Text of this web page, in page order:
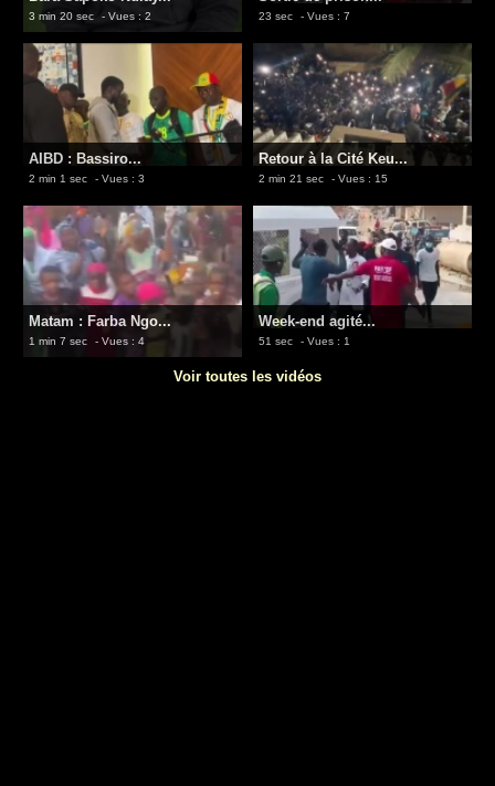
3 min 20 sec - Vues : 2 23 sec - Vues : 7
AIBD : Bassiro...
2 min 1 sec - Vues : 3
Retour à la Cité Keu...
2 min 21 sec - Vues : 15
Matam : Farba Ngo...
1 min 7 sec - Vues : 4
Week-end agité...
51 sec - Vues : 1
Voir toutes les vidéos